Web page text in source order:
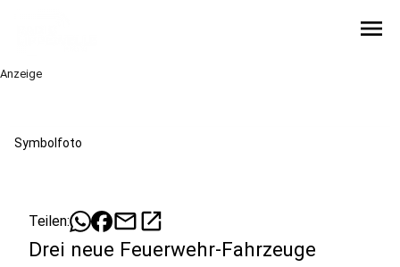
menu
Anzeige
Symbolfoto
Teilen: mailopen_in_new
Drei neue Feuerwehr-Fahrzeuge